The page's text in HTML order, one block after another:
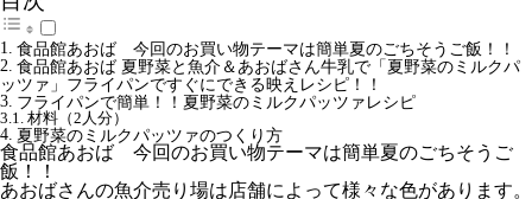
食品館あおば 今回のお買い物テーマは簡単夏のごちそうご飯！！
食品館あおば 夏野菜と魚介＆あおばさん牛乳で「夏野菜のミルクパ
ッツァ」フライパンですぐにできる映えレシピ！！
フライパンで簡単！！夏野菜のミルクパッツァレシピ
材料（2人分）
夏野菜のミルクパッツァのつくり方
食品館あおば 今回のお買い物テーマは簡単夏のごちそうご
飯！！
あおばさんの魚介売り場は店舗によって様々な色があります。